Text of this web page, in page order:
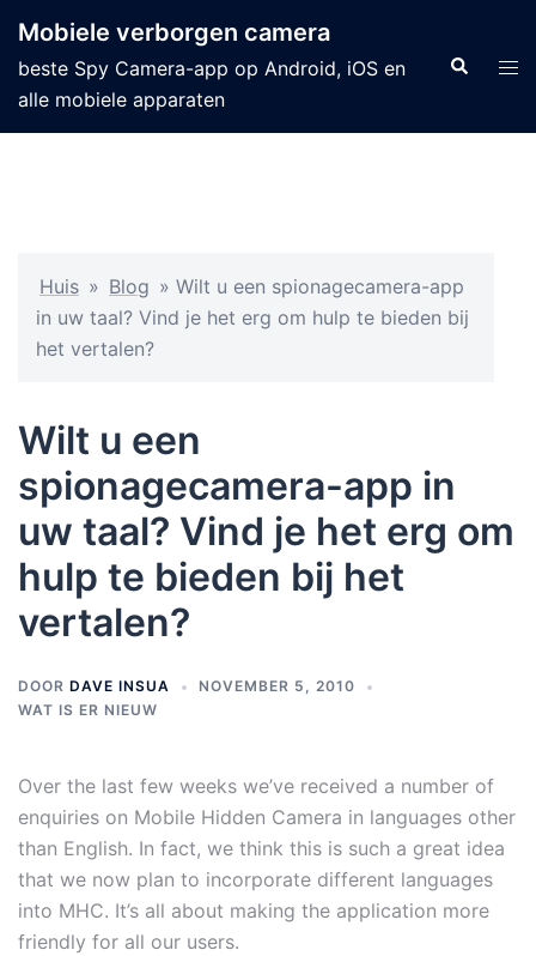
Mobiele verborgen camera
beste Spy Camera-app op Android, iOS en
alle mobiele apparaten
Huis » Blog » Wilt u een spionagecamera-app
in uw taal? Vind je het erg om hulp te bieden bij
het vertalen?
Wilt u een
spionagecamera-app in
uw taal? Vind je het erg om
hulp te bieden bij het
vertalen?
DOOR DAVE INSUA
NOVEMBER 5, 2010
WAT IS ER NIEUW
Over the last few weeks we’ve received a number of
enquiries on Mobile Hidden Camera in languages other
than English. In fact, we think this is such a great idea
that we now plan to incorporate different languages
into MHC. It’s all about making the application more
friendly for all our users.